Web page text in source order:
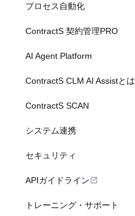
プロセス自動化
ContractS 契約管理PRO
AI Agent Platform
ContractS CLM AI Assistとは
ContractS SCAN
システム連携
セキュリティ
APIガイドライン
トレーニング・サポート